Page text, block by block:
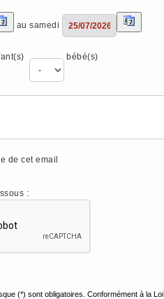
au samedi
bébé(s)
de cet email
:
(*) sont obligatoires. Conformément à la Loi